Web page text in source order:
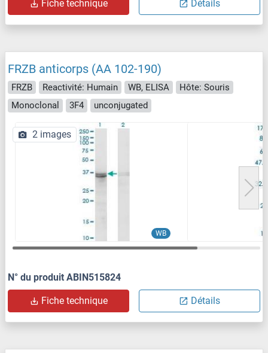
Fiche technique Détails
FRZB anticorps (AA 102-190)
FRZB Reactivité: Humain WB, ELISA
Hôte: Souris
Monoclonal
3F4 unconjugated
WB
2 images
N° du produit ABIN515824
Fiche technique Détails